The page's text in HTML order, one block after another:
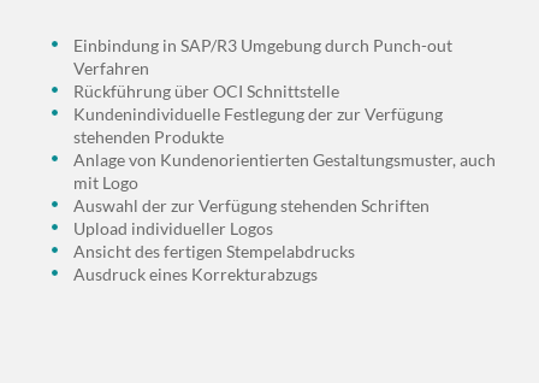
Einbindung in SAP/R3 Umgebung durch Punch-out
Verfahren
Rückführung über OCI Schnittstelle
Kundenindividuelle Festlegung der zur Verfügung
stehenden Produkte
Anlage von Kundenorientierten Gestaltungsmuster, auch
mit Logo
Auswahl der zur Verfügung stehenden Schriften
Upload individueller Logos
Ansicht des fertigen Stempelabdrucks
Ausdruck eines Korrekturabzugs